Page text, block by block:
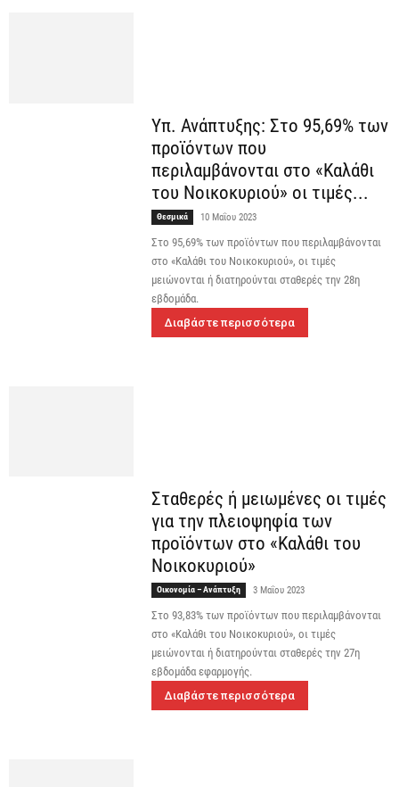
Υπ. Ανάπτυξης: Στο 95,69% των
προϊόντων που
περιλαμβάνονται στο «Kαλάθι
του Νοικοκυριού» οι τιμές...
Θεσμικά 10 Μαΐου 2023
Στο 95,69% των προϊόντων που περιλαμβάνονται
στο «Kαλάθι του Nοικοκυριού», οι τιμές
μειώνονται ή διατηρούνται σταθερές την 28η
εβδομάδα.
Διαβάστε περισσότερα
Σταθερές ή μειωμένες οι τιμές
για την πλειοψηφία των
προϊόντων στο «Kαλάθι του
Nοικοκυριού»
Οικονομία – Ανάπτυξη 3 Μαΐου 2023
Στο 93,83% των προϊόντων που περιλαμβάνονται
στο «Kαλάθι του Nοικοκυριού», οι τιμές
μειώνονται ή διατηρούνται σταθερές την 27η
εβδομάδα εφαρμογής.
Διαβάστε περισσότερα